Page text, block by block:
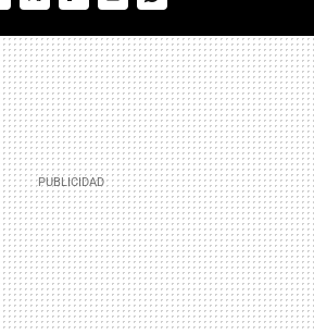
MAIL